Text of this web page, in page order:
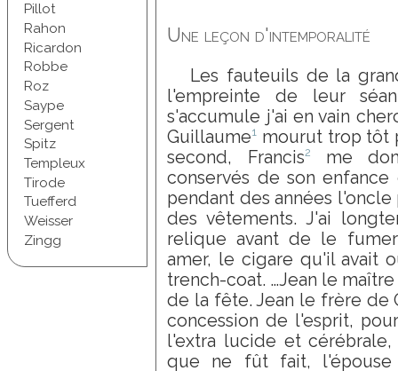
Pillot
Rahon
Ricardon
Robbe
Roz
Saype
Sergent
Spitz
Templeux
Tirode
Tuefferd
Weisser
Zingg
Une leçon d'intemporalité
Les fauteuils de la
l'empreinte de leur
s'accumule j'ai en vain
Guillaume1 mourut trop tôt
second, Francis2
me
conservés de son
pendant des années
des vêtements. J'ai
relique avant de le
amer, le cigare qu'il avait
trench-coat. …Jean le
de la fête. Jean le frère de
concession de l'esprit,
l'extra lucide et
que ne fût fait, l'épouse